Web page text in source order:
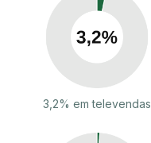
3,2% em televendas